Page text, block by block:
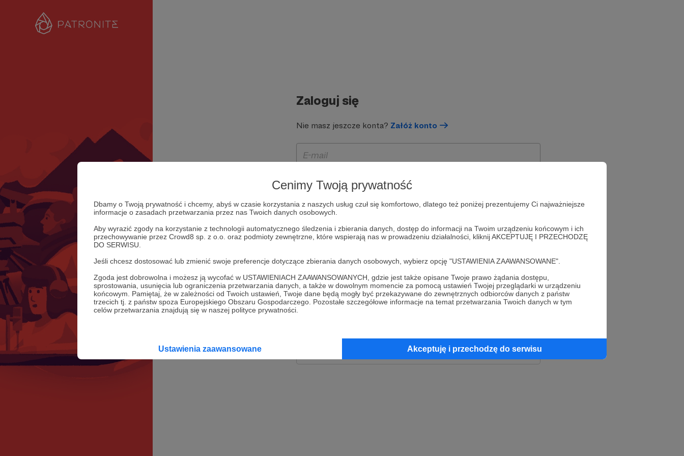
Cenimy Twoją prywatność
Dbamy o Twoją prywatność i chcemy, abyś w czasie korzystania z naszych usług czuł się komfortowo, dlatego też poniżej prezentujemy Ci najważniejsze
informacje o zasadach przetwarzania przez nas Twoich danych osobowych.
Aby wyrazić zgody na korzystanie z technologii automatycznego śledzenia i zbierania danych, dostęp do informacji na Twoim urządzeniu końcowym i ich
przechowywanie przez Crowd8 sp. z o.o. oraz podmioty zewnętrzne, które wspierają nas w prowadzeniu działalności, kliknij AKCEPTUJĘ I PRZECHODZĘ
DO SERWISU.
Jeśli chcesz dostosować lub zmienić swoje preferencje dotyczące zbierania danych osobowych, wybierz opcję "USTAWIENIA ZAAWANSOWANE".
Zgoda jest dobrowolna i możesz ją wycofać w USTAWIENIACH ZAAWANSOWANYCH, gdzie jest także opisane Twoje prawo żądania dostępu,
sprostowania, usunięcia lub ograniczenia przetwarzania danych, a także w dowolnym momencie za pomocą ustawień Twojej przeglądarki w urządzeniu
końcowym. Pamiętaj, że w zależności od Twoich ustawień, Twoje dane będą mogły być przekazywane do zewnętrznych odbiorców danych z państw
trzecich tj. z państw spoza Europejskiego Obszaru Gospodarczego. Pozostałe szczegółowe informacje na temat przetwarzania Twoich danych w tym
celów przetwarzania znajdują się w naszej polityce prywatności.
Ustawienia zaawansowane Akceptuję i przechodzę do serwisu
Zaloguj się
Nie masz jeszcze konta? Załóż konto
Zapamiętaj mnie
lub
Kontynuuj z Apple